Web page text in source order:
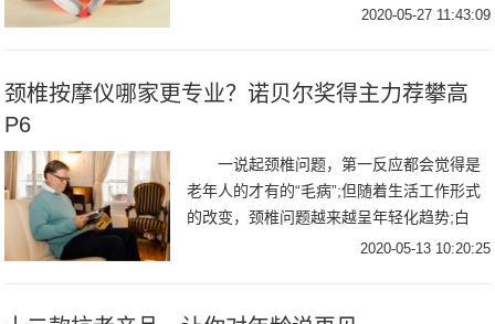
题所困扰。据央视网调查统计显示：北京白
2020-05-27 11:43:09
颈椎按摩仪哪家更专业？诺贝尔奖得主力荐攀高
P6
一说起颈椎问题，第一反应都会觉得是
老年人的才有的“毛病”;但随着生活工作形式
的改变，颈椎问题越来越呈年轻化趋势;白
领、程序员、设计师等上班族、低头族在“手
2020-05-13 10:20:25